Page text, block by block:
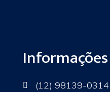
 (12) 98139-0314